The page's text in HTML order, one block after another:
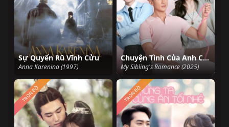
Sự Quyến Rũ Vĩnh Cửu
Anna Karenina (1997)
Chuyện Tình Của Anh Chị Em Tôi (Bản Trung 2025)
My Sibling's Romance (2025)
TRỌN BỘ TRỌN BỘ